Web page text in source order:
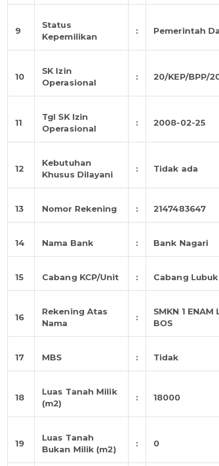
9
Status
Kepemilikan
: Pemerintah
10
SK Izin
Operasional
: 20/KEP/BPP/
11
Tgl SK Izin
Operasional
: 2008-02-25
12
Kebutuhan
Khusus Dilayani
: Tidak ada
13 Nomor Rekening : 2147483647
14 Nama Bank : Bank Nagari
15 Cabang KCP/Unit : Cabang
16
Rekening Atas
Nama
:
SMKN 1 ENAM
BOS
17 MBS : Tidak
18
Luas Tanah Milik
(m2)
: 18000
19
Luas Tanah
Bukan Milik (m2)
: 0